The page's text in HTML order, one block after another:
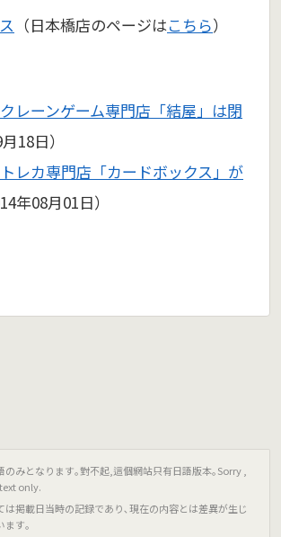
（日本橋店のページはこちら）
レーンゲーム専門店「結屋」は閉
18日）
レカ専門店「カードボックス」が
年08月01日）
みとなります｡對不起,這個網站只有日語版本｡Sorry ,
only.
掲載日当時の記録であり､現在の内容とは差異が生じ
ます｡